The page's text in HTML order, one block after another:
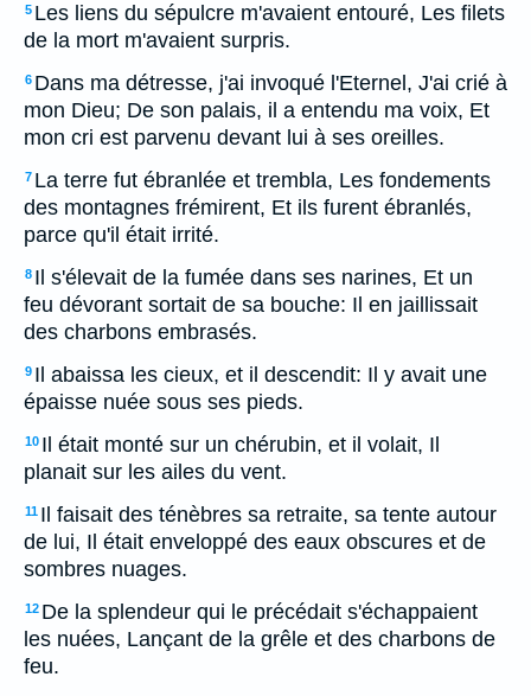
5 Les liens du sépulcre m'avaient entouré, Les filets
de la mort m'avaient surpris.
6 Dans ma détresse, j'ai invoqué l'Eternel, J'ai crié à
mon Dieu; De son palais, il a entendu ma voix, Et
mon cri est parvenu devant lui à ses oreilles.
7 La terre fut ébranlée et trembla, Les fondements
des montagnes frémirent, Et ils furent ébranlés,
parce qu'il était irrité.
8 Il s'élevait de la fumée dans ses narines, Et un
feu dévorant sortait de sa bouche: Il en jaillissait
des charbons embrasés.
9 Il abaissa les cieux, et il descendit: Il y avait une
épaisse nuée sous ses pieds.
10 Il était monté sur un chérubin, et il volait, Il
planait sur les ailes du vent.
11 Il faisait des ténèbres sa retraite, sa tente autour
de lui, Il était enveloppé des eaux obscures et de
sombres nuages.
12 De la splendeur qui le précédait s'échappaient
les nuées, Lançant de la grêle et des charbons de
feu.